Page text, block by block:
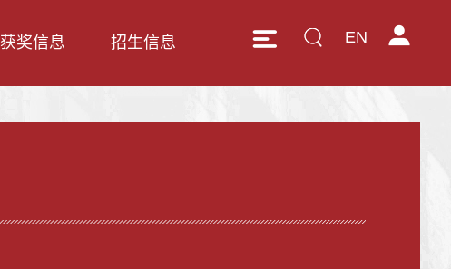
EN
获奖信息 招生信息